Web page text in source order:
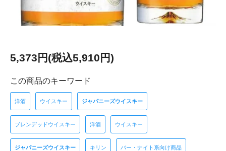
5,373円(税込5,910円)
この商品のキーワード
洋酒 ウイスキー ジャパニーズウイスキー
ブレンデッドウイスキー 洋酒 ウイスキー
ジャパニーズウイスキー キリン バー・ナイト系向け商品